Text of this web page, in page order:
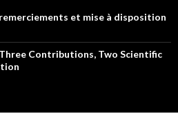
et mise à disposition
Contributions, Two Scientific